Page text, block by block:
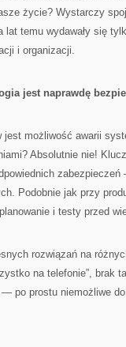
życie? Wystarczy
temu wydawały się
i organizacji.
jest naprawdę
jest możliwość awarii
Absolutnie nie!
Podobnie jak przy
i testy przed
rozwiązań na
na telefonie”, brak
po prostu niemożliwe